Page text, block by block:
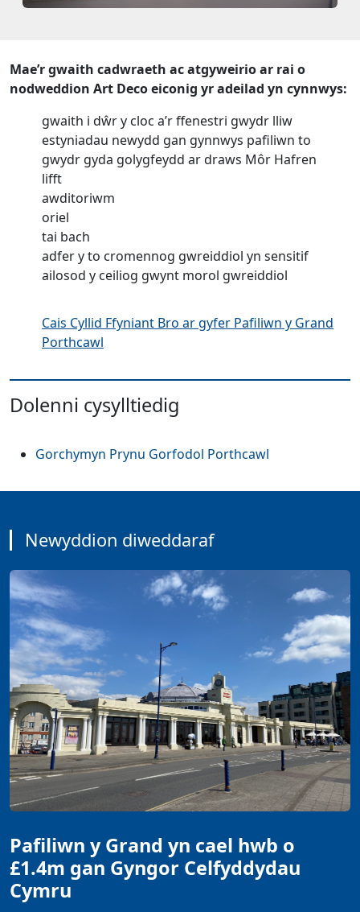
Mae’r gwaith cadwraeth ac atgyweirio ar rai o
nodweddion Art Deco eiconig yr adeilad yn cynnwys:
gwaith i dŵr y cloc a’r ffenestri gwydr lliw
estyniadau newydd gan gynnwys pafiliwn to
gwydr gyda golygfeydd ar draws Môr Hafren
lifft
awditoriwm
oriel
tai bach
adfer y to cromennog gwreiddiol yn sensitif
ailosod y ceiliog gwynt morol gwreiddiol
Cais Cyllid Ffyniant Bro ar gyfer Pafiliwn y Grand
Porthcawl
Dolenni cysylltiedig
Gorchymyn Prynu Gorfodol Porthcawl
Newyddion diweddaraf
Pafiliwn y Grand yn cael hwb o
£1.4m gan Gyngor Celfyddydau
Cymru